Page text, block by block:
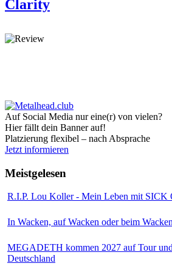
Clarity
Auf Social Media nur eine(r) von vielen?
Hier fällt dein Banner auf!
Platzierung flexibel – nach Absprache
Jetzt informieren
Meistgelesen
R.I.P. Lou Koller - Mein Leben mit
In Wacken, auf Wacken oder beim
MEGADETH kommen 2027 auf Tour
Deutschland